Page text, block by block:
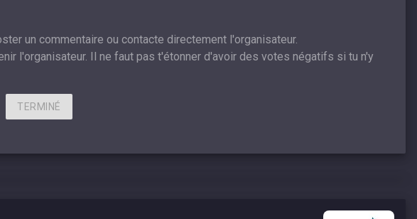
un commentaire ou contacte directement l'organisateur.
l'organisateur. Il ne faut pas t'étonner d'avoir des votes négatifs si tu n'y
TERMINÉ